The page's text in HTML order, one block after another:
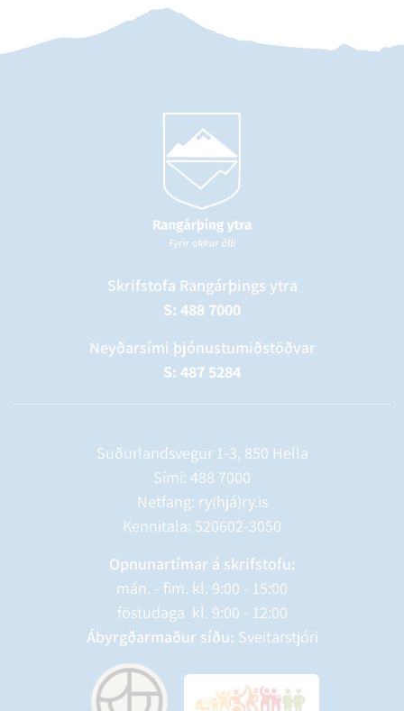
Skrifstofa Rangárþings ytra
S: 488 7000
Neyðarsími þjónustumiðstöðvar
S: 487 5284
Suðurlandsvegur 1-3, 850 Hella
Sími: 488 7000
Netfang: ry(hjá)ry.is
Kennitala: 520602-3050
Opnunartímar á skrifstofu:
mán. - fim. kl. 9:00 - 15:00
föstudaga kl. 9:00 - 12:00
Ábyrgðarmaður síðu: Sveitarstjóri